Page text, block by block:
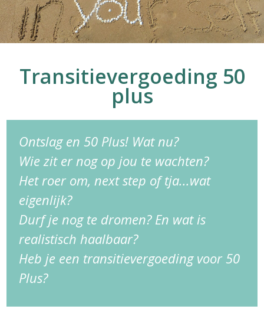
Transitievergoeding 50
plus
Ontslag en 50 Plus! Wat nu?
Wie zit er nog op jou te wachten?
Het roer om, next step of tja...wat
eigenlijk?
Durf je nog te dromen? En wat is
realistisch haalbaar?
Heb je een transitievergoeding voor 50
Plus?